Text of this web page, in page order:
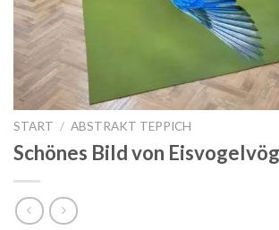
START / ABSTRAKT TEPPICH
Schönes Bild von